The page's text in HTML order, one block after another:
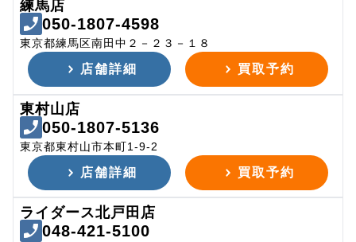
練馬店
050-1807-4598
東京都練馬区南田中２－２３－１８
店舗詳細 買取予約
東村山店
050-1807-5136
東京都東村山市本町1-9-2
店舗詳細 買取予約
ライダース北戸田店
048-421-5100